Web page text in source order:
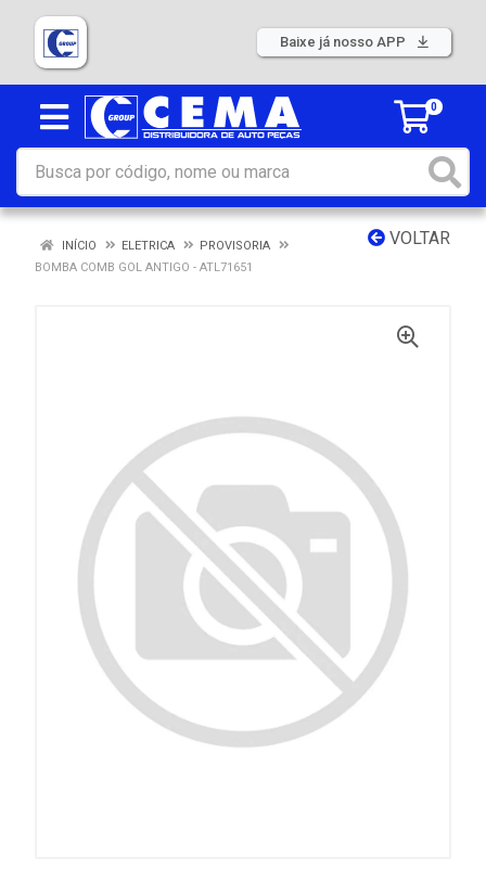
Baixe já nosso APP
0
VOLTAR
INÍCIO ELETRICA
PROVISORIA
BOMBA COMB GOL ANTIGO - ATL71651